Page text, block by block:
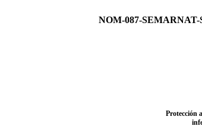
NOM-087-SEMARNAT-
Protección